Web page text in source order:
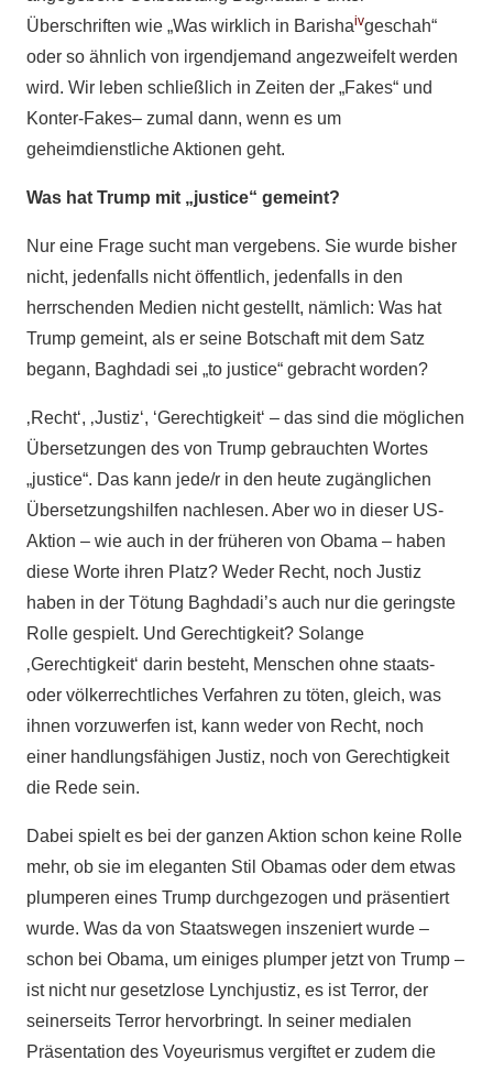
Überschriften wie „Was wirklich in Barishaivgeschah“
oder so ähnlich von irgendjemand angezweifelt werden
wird. Wir leben schließlich in Zeiten der „Fakes“ und
Konter-Fakes– zumal dann, wenn es um
geheimdienstliche Aktionen geht.
Was hat Trump mit „justice“ gemeint?
Nur eine Frage sucht man vergebens. Sie wurde bisher
nicht, jedenfalls nicht öffentlich, jedenfalls in den
herrschenden Medien nicht gestellt, nämlich: Was hat
Trump gemeint, als er seine Botschaft mit dem Satz
begann, Baghdadi sei „to justice“ gebracht worden?
‚Recht‘, ‚Justiz‘, ‘Gerechtigkeit‘ – das sind die möglichen
Übersetzungen des von Trump gebrauchten Wortes
„justice“. Das kann jede/r in den heute zugänglichen
Übersetzungshilfen nachlesen. Aber wo in dieser US-
Aktion – wie auch in der früheren von Obama – haben
diese Worte ihren Platz? Weder Recht, noch Justiz
haben in der Tötung Baghdadi’s auch nur die geringste
Rolle gespielt. Und Gerechtigkeit? Solange
‚Gerechtigkeit‘ darin besteht, Menschen ohne staats-
oder völkerrechtliches Verfahren zu töten, gleich, was
ihnen vorzuwerfen ist, kann weder von Recht, noch
einer handlungsfähigen Justiz, noch von Gerechtigkeit
die Rede sein.
Dabei spielt es bei der ganzen Aktion schon keine Rolle
mehr, ob sie im eleganten Stil Obamas oder dem etwas
plumperen eines Trump durchgezogen und präsentiert
wurde. Was da von Staatswegen inszeniert wurde –
schon bei Obama, um einiges plumper jetzt von Trump –
ist nicht nur gesetzlose Lynchjustiz, es ist Terror, der
seinerseits Terror hervorbringt. In seiner medialen
Präsentation des Voyeurismus vergiftet er zudem die